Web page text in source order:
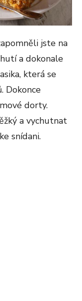
jste na
a dokonale
která se
Dokonce
dorty.
a vychutnat
snídani.